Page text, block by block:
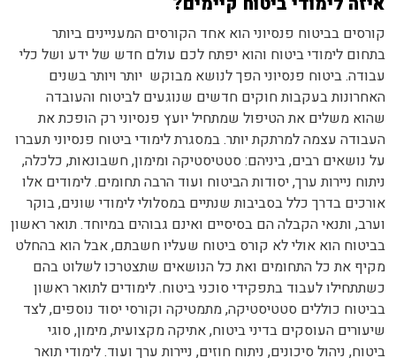
קורסים בביטוח פנסיוני הוא אחד הקורסים המעניינים ביותר
בתחום לימודי ביטוח והוא יפתח לכם עולם חדש של ידע ושל כלי
עבודה. ביטוח פנסיוני הפך לנושא מבוקש יותר ויותר בשנים
האחרונות בעקבות חוקים חדשים שנוגעים לביטוח והעובדה
שהוא משלים את הטיפול שמתחיל יועץ פנסיוני רק הופכת את
העבודה עצמה למרתקת יותר. במסגרת לימודי ביטוח פנסיוני תעברו
על נושאים רבים, ביניהם: סטטיסטיקה ומימון, חשבונאות, כלכלה,
ניתוח ניירות ערך, יסודות הביטוח ועוד הרבה תחומים. לימודים אלו
אורכים בדרך כלל בסביבות שנתיים במסלולי לימודי שונים, בוקר
וערב, ותנאי הקבלה הם בסיסיים ואינם גבוהים במיוחד. תואר ראשון
בביטוח הוא אולי לא קורס ביטוח שעליו חשבתם, אבל הוא בהחלט
מקיף את כל התחומים ואת כל הנושאים שתצטרכו לשלוט בהם
כשתתחילו לעבוד בתפקידי סוכני ביטוח. לימודים לתואר ראשון
בביטוח כוללים סטטיסטיקה, מתמטיקה וקורסי יסוד נוספים, לצד
שיעורים העוסקים בדיני ביטוח, אתיקה מקצועית, מימון, סוגי
ביטוח, ניהול סיכונים, ניתוח חוזים, ניירות ערך ועוד. לימודי תואר